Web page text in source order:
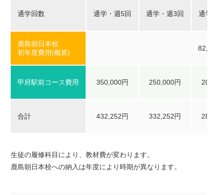
通学回数 通学・週5回 通学・週3回 通学
鹿島朝日本校
初年度費用(概算)
甲府駅前コース費用 350,000円 250,000円
合計 432,252円 332,252円
生徒の履修科目により、教材費が変わります。
鹿島朝日本校への納入は年度により時期が異なります。